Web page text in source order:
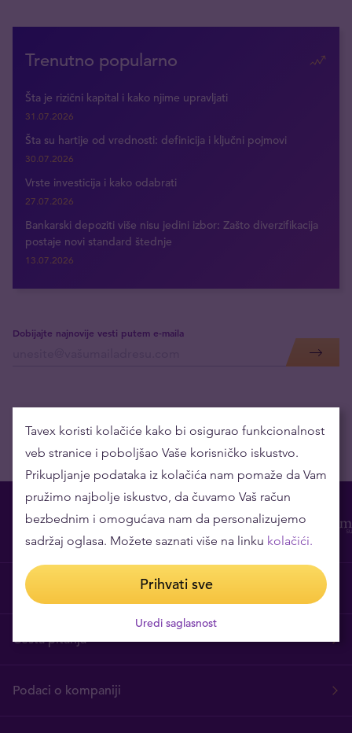
Trenutno popularno
Šta je rizični kapital i kako njime upravljati
31.07.2026
Šta su hartije od vrednosti: definicija i ključni pojmovi
30.07.2026
Vrste investicija i kako odabrati
27.07.2026
Bankarski depoziti više nisu jedini izbor: Zašto diverzifikacija
postaje novi standard štednje
13.07.2026
Dobijajte najnovije vesti putem e-maila
O nama
Česta pitanja
Podaci o kompaniji
Tavex koristi kolačiće kako bi osigurao funkcionalnost
veb stranice i poboljšao Vaše korisničko iskustvo.
Prikupljanje podataka iz kolačića nam pomaže da Vam
pružimo najbolje iskustvo, da čuvamo Vaš račun
bezbednim i omogućava nam da personalizujemo
sadržaj oglasa. Možete saznati više na linku kolačići.
Prihvati sve
Uredi saglasnost